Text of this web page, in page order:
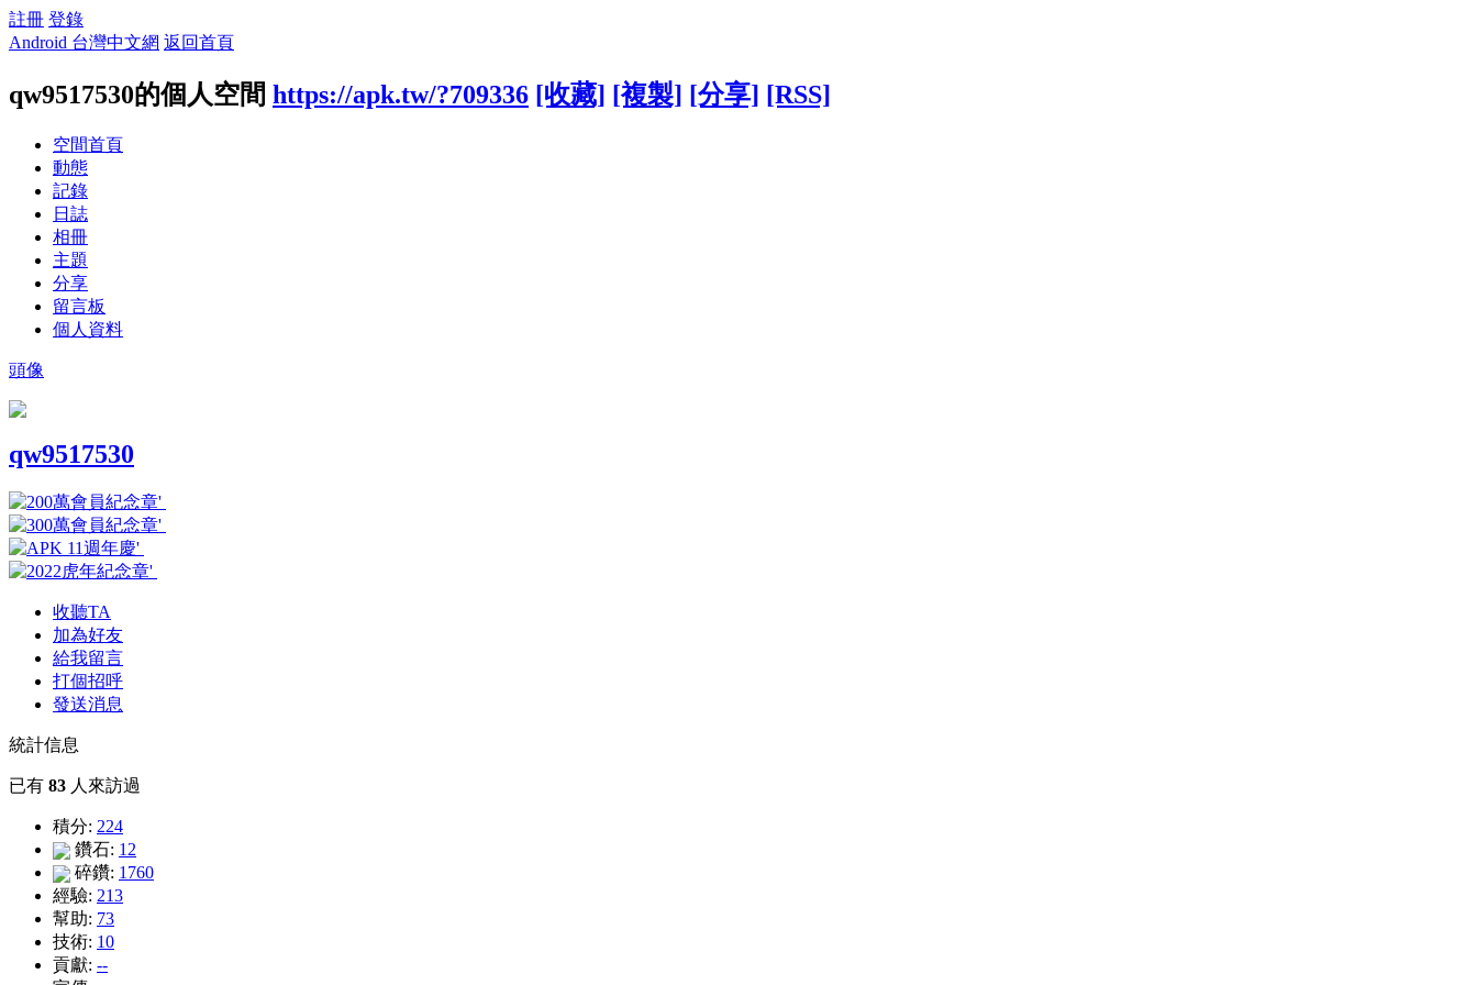
註冊 登錄
Android 台灣中文網 返回首頁
qw9517530的個人空間 https://apk.tw/?709336 [收藏] [複製] [分享] [RSS]
空間首頁
動態
記錄
日誌
相冊
主題
分享
留言板
個人資料
頭像
qw9517530
收聽TA
加為好友
給我留言
打個招呼
發送消息
統計信息
已有 83 人來訪過
積分: 224
鑽石: 12
碎鑽: 1760
經驗: 213
幫助: 73
技術: 10
貢獻: --